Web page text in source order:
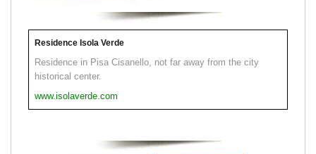
Residence Isola Verde
Residence in Pisa Cisanello, not far away from the city
historical center.
www.isolaverde.com